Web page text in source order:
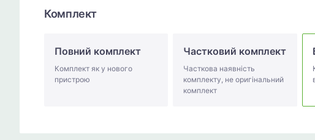
Комплект
Повний комплект
Комплект як у нового
пристрою
Частковий комплект
Часткова наявність
комплекту, не оригінальний
комплект